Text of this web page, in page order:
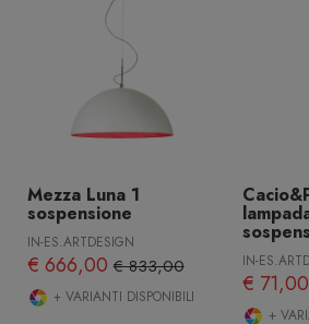
Mezza Luna 1
sospensione
IN-ES.ARTDESIGN
€ 666,00€ 833,00
+ VARIANTI DISPONIBILI
IN-
€
+